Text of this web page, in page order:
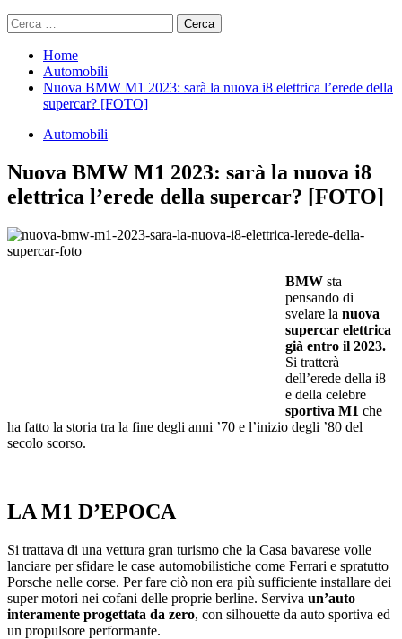
Ricerca
per:
Home
Automobili
Nuova BMW M1 2023: sarà la nuova i8 elettrica l’erede della
supercar? [FOTO]
Automobili
Nuova BMW M1 2023: sarà la nuova i8
elettrica l’erede della supercar? [FOTO]
BMW sta
pensando di
svelare la nuova
supercar elettrica
già entro il 2023.
Si tratterà
dell’erede della i8
e della celebre
sportiva M1 che
ha fatto la storia tra la fine degli anni ’70 e l’inizio degli ’80 del
secolo scorso.
LA M1 D’EPOCA
Si trattava di una vettura gran turismo che la Casa bavarese volle
lanciare per sfidare le case automobilistiche come Ferrari e spratutto
Porsche nelle corse. Per fare ciò non era più sufficiente installare dei
super motori nei cofani delle proprie berline. Serviva un’auto
interamente progettata da zero, con silhouette da auto sportiva ed
un propulsore performante.